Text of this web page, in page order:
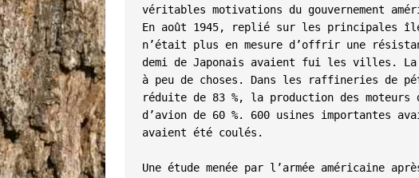
véritables motivations du gouvernement
En août 1945, replié sur les principales
n’était plus en mesure d’offrir une
demi de Japonais avaient fui les villes.
à peu de choses. Dans les raffineries de
réduite de 83 %, la production des
d’avion de 60 %. 600 usines importantes
avaient été coulés.
Une étude menée par l’armée américaine